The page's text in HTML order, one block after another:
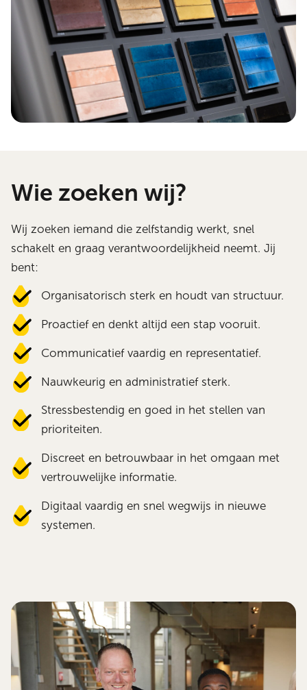
Wie zoeken wij?
Wij zoeken iemand die zelfstandig werkt, snel
schakelt en graag verantwoordelijkheid neemt. Jij
bent:
Organisatorisch sterk en houdt van structuur.
Proactief en denkt altijd een stap vooruit.
Communicatief vaardig en representatief.
Nauwkeurig en administratief sterk.
Stressbestendig en goed in het stellen van
prioriteiten.
Discreet en betrouwbaar in het omgaan met
vertrouwelijke informatie.
Digitaal vaardig en snel wegwijs in nieuwe
systemen.